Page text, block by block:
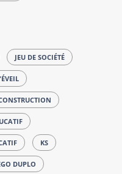
JEU DE SOCIÉTÉ
KS
DUPLO